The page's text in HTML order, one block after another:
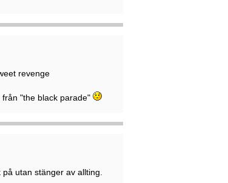
revenge
från "the black parade"
utan stänger av allting.